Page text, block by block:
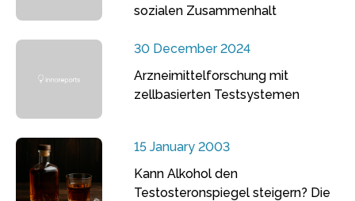
sozialen Zusammenhalt
30 December 2024
Arzneimittelforschung mit
zellbasierten Testsystemen
15 January 2003
Kann Alkohol den
Testosteronspiegel steigern? Die